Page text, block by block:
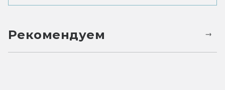
Рекомендуем